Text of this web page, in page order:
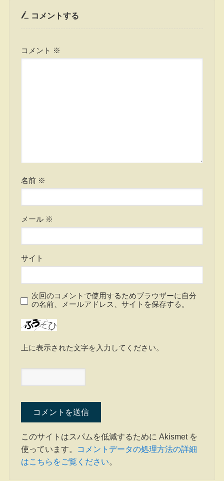
コメントする
コメント ※
名前 ※
メール ※
サイト
次回のコメントで使用するためブラウザーに自分
の名前、メールアドレス、サイトを保存する。
上に表示された文字を入力してください。
このサイトはスパムを低減するために Akismet を
使っています。
コメントデータの処理方法の詳細
はこちらをご覧ください。